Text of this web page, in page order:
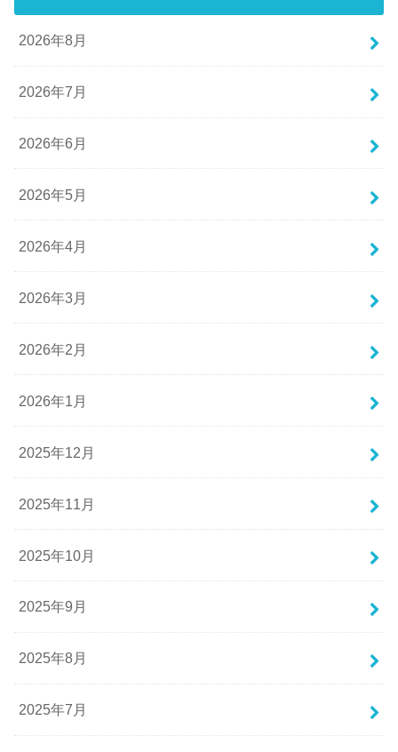
2026年8月
2026年7月
2026年6月
2026年5月
2026年4月
2026年3月
2026年2月
2026年1月
2025年12月
2025年11月
2025年10月
2025年9月
2025年8月
2025年7月